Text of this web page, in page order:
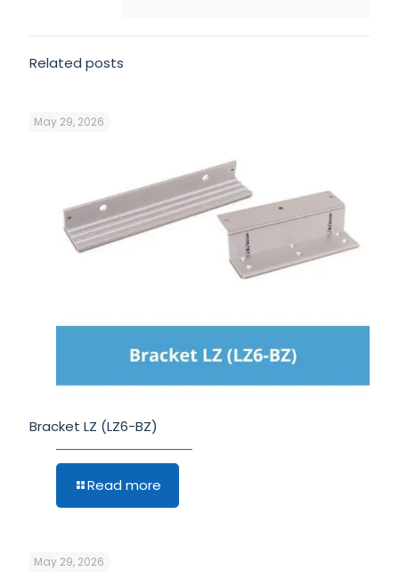
Related posts
May 29, 2026
Bracket LZ (LZ6-BZ)
Read more
May 29, 2026